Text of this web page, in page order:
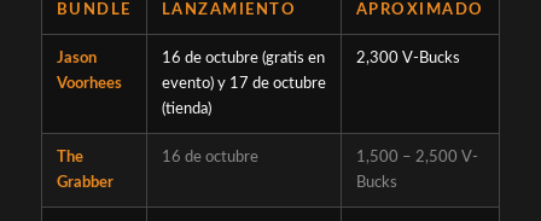
BUNDLE
LANZAMIENTO
APROXIMADO
Jason
Voorhees
16 de octubre (gratis en
evento) y 17 de octubre
(tienda)
2,300 V-Bucks
The
Grabber
16 de octubre
1,500 – 2,500 V-
Bucks